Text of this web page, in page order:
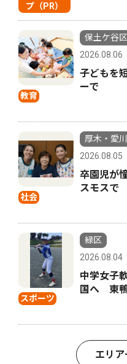
プ（PR）
教育
保土ケ谷区
2026.08.06
子どもを
ーで
社会
厚木・愛
2026.08.05
卒園児が
スモスで
スポーツ
緑区
2026.08.04
中学女子
国へ 東
エリア